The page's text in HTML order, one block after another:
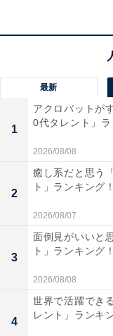
国会議員に期待
観」が上位に
最新
1
アクロバットが
0代タレント」
2026/08/08
2
癒し系だと思う
ト」ランキング
2026/08/07
3
面倒見がいいと
ト」ランキング
2026/08/08
4
世界で活躍でき
レント」ランキ